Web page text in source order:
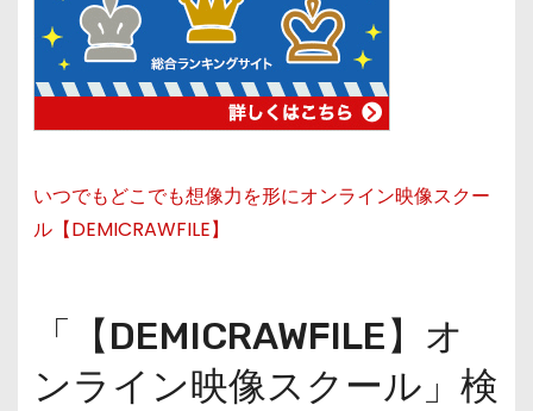
いつでもどこでも想像力を形にオンライン映像スクー
ル【DEMICRAWFILE】
「【DEMICRAWFILE】オ
ンライン映像スクール」検